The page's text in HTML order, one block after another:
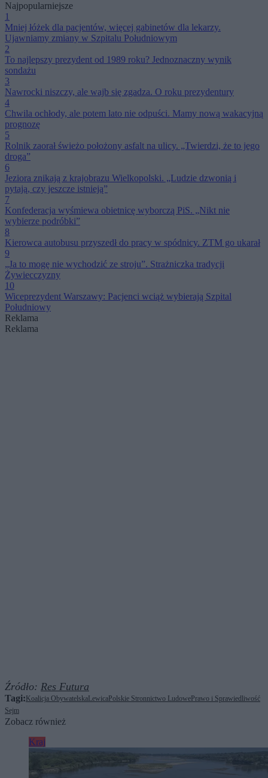
Najpopularniejsze
1
Mniej łóżek dla pacjentów, więcej gabinetów dla lekarzy.
Ujawniamy zmiany w Szpitalu Południowym
2
To najlepszy prezydent od 1989 roku? Jednoznaczny wynik
sondażu
3
Nawrocki niszczy, ale wajb się zgadza. O roku prezydentury
4
Chwila ochłody, ale potem lato nie odpuści. Mamy nową wakacyjną
prognozę
5
Rolnik zaorał świeżo położony asfalt na ulicy. „Twierdzi, że to jego
droga”
6
Jeziora znikają z krajobrazu Wielkopolski. „Ludzie dzwonią i
pytają, czy jeszcze istnieją”
7
Konfederacja wyśmiewa obietnicę wyborczą PiS. „Nikt nie
wybierze podróbki”
8
Kierowca autobusu przyszedł do pracy w spódnicy. ZTM go ukarał
9
„Ja to mogę nie wychodzić ze stroju”. Strażniczka tradycji
Żywiecczyzny
10
Wiceprezydent Warszawy: Pacjenci wciąż wybierają Szpital
Południowy
Reklama
Reklama
Źródło: Res Futura
Tagi: Koalicja Obywatelska Lewica Polskie Stronnictwo Ludowe Prawo i Sprawiedliwość
Sejm
Zobacz również
Kraj